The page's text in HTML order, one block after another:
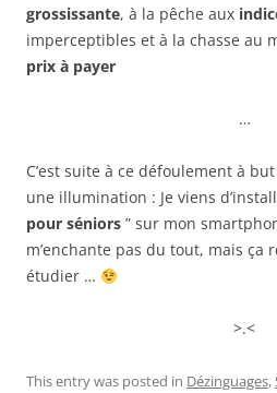
grossissante, à la pêche aux
imperceptibles et à la chasse au
prix à payer
…
C’est suite à ce défoulement à
une illumination : Je viens
pour séniors ” sur mon
m’enchante pas du tout, mais ça
étudier …
>.<
This entry was posted in Dézinguages,